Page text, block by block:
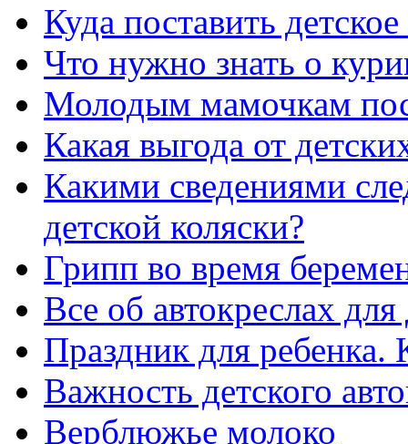
Куда поставить
Что нужно знать о
Молодым мамочкам
Какая выгода от
Какими сведениями
детской коляски?
Грипп во время
Все об автокреслах для
Праздник для ребенка.
Важность детского
Верблюжье молоко